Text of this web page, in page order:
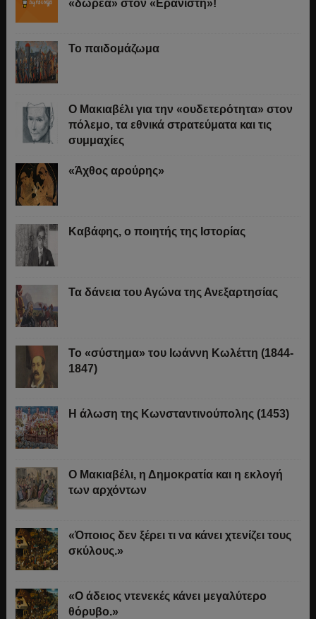
«δωρεά» στον «Ερανιστή»!
Το παιδομάζωμα
O Μακιαβέλι για την «ουδετερότητα» στον
πόλεμο, τα εθνικά στρατεύματα και τις
συμμαχίες
«Άχθος αρούρης»
Καβάφης, ο ποιητής της Ιστορίας
Τα δάνεια του Αγώνα της Ανεξαρτησίας
Το «σύστημα» του Ιωάννη Κωλέττη (1844-
1847)
Η άλωση της Κωνσταντινούπολης (1453)
Ο Μακιαβέλι, η Δημοκρατία και η εκλογή
των αρχόντων
«Όποιος δεν ξέρει τι να κάνει χτενίζει τους
σκύλους.»
«Ο άδειος ντενεκές κάνει μεγαλύτερο
θόρυβο.»